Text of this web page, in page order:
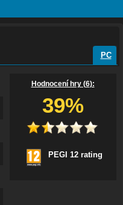
PC
Hodnocení hry (6):
39%
PEGI 12 rating